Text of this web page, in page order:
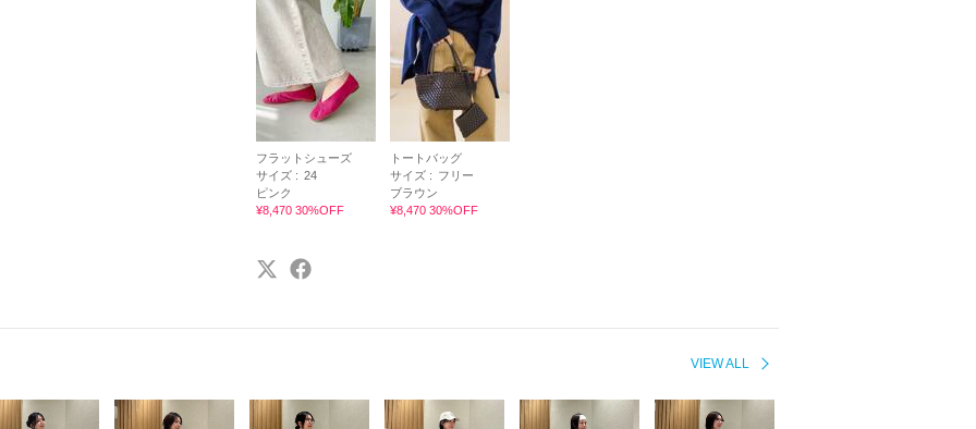
フラットシューズ
サイズ : 24
ピンク
¥8,470 30%OFF
トートバッグ
サイズ : フリー
ブラウン
¥8,470 30%OFF
VIEW ALL